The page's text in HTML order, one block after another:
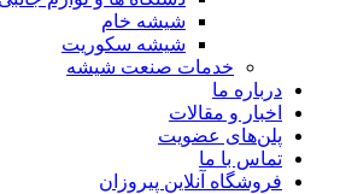
شیشه خام
شیشه سکوریت
خدمات صنعت شیشه
درباره ما
اخبار و مقالات
پلن‌های عضویت
تماس با ما
فروشگاه آنلاین پیروزان